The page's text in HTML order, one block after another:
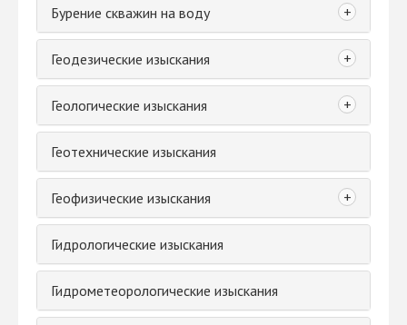
Бурение скважин на воду +
Геодезические изыскания +
Геологические изыскания +
Геотехнические изыскания
Геофизические изыскания +
Гидрологические изыскания
Гидрометеорологические изыскания